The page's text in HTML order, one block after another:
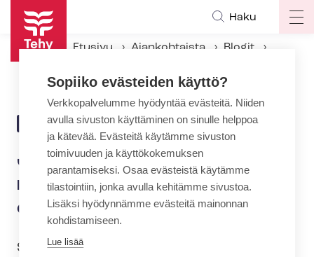
Hyppää
pääsisältöön
Haku
Etusivu Ajankohtaista
Blogit
BLOGI 6.2.2026 | 10:18
Juha Kurtti: Kielitaito
ratkaisee – myös sote-alan
osaajapulassa
Sote-alan työvoimapulaan etsitään
Sopiiko evästeiden käyttö?
Verkkopalvelumme hyödyntää evästeitä. Niiden
avulla sivuston käyttäminen on sinulle helppoa
ja kätevää. Evästeitä käytämme sivuston
toimivuuden ja käyttökokemuksen
parantamiseksi. Osaa evästeistä käytämme
tilastointiin, jonka avulla kehitämme sivustoa.
Lisäksi hyödynnämme evästeitä mainonnan
kohdistamiseen.
Lue lisää